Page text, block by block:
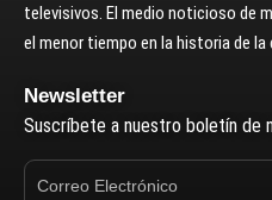
televisivos. El medio noticioso de
el menor tiempo en la historia de
Newsletter
Suscríbete a nuestro boletín de